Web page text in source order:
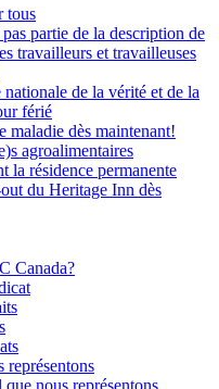
tous
partie de la description de
travailleurs et travailleuses
de la vérité et de la
férié
maladie dès maintenant!
agroalimentaires
la résidence permanente
du Heritage Inn dès
Canada?
représentons
nous représentons